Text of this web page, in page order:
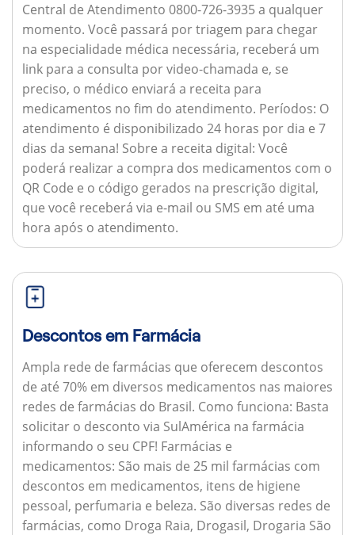
Central de Atendimento 0800-726-3935 a qualquer
momento. Você passará por triagem para chegar
na especialidade médica necessária, receberá um
link para a consulta por video-chamada e, se
preciso, o médico enviará a receita para
medicamentos no fim do atendimento. Períodos: O
atendimento é disponibilizado 24 horas por dia e 7
dias da semana! Sobre a receita digital: Você
poderá realizar a compra dos medicamentos com o
QR Code e o código gerados na prescrição digital,
que você receberá via e-mail ou SMS em até uma
hora após o atendimento.
Descontos em Farmácia
Ampla rede de farmácias que oferecem descontos
de até 70% em diversos medicamentos nas maiores
redes de farmácias do Brasil. Como funciona: Basta
solicitar o desconto via SulAmérica na farmácia
informando o seu CPF! Farmácias e
medicamentos: São mais de 25 mil farmácias com
descontos em medicamentos, itens de higiene
pessoal, perfumaria e beleza. São diversas redes de
farmácias, como Droga Raia, Drogasil, Drogaria São